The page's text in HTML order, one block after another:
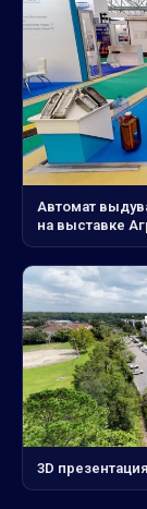
Автомат
на выставке
3D